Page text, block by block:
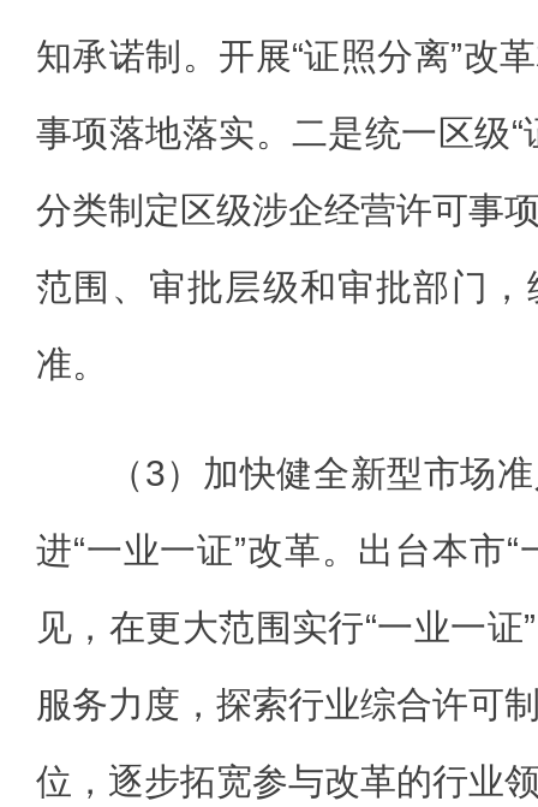
知承诺制。开展“证照分离”改
事项落地落实。二是统一区级“
分类制定区级涉企经营许可事
范围、审批层级和审批部门
准。
（3）加快健全新型市场
进“一业一证”改革。出台本市
见，在更大范围实行“一业一
服务力度，探索行业综合许可
位，逐步拓宽参与改革的行业